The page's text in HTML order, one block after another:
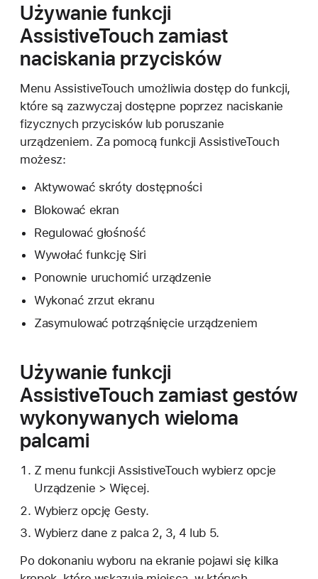
Używanie funkcji
AssistiveTouch zamiast
naciskania przycisków
Menu AssistiveTouch umożliwia dostęp do funkcji,
które są zazwyczaj dostępne poprzez naciskanie
fizycznych przycisków lub poruszanie
urządzeniem. Za pomocą funkcji AssistiveTouch
możesz:
Aktywować skróty dostępności
Blokować ekran
Regulować głośność
Wywołać funkcję Siri
Ponownie uruchomić urządzenie
Wykonać zrzut ekranu
Zasymulować potrząśnięcie urządzeniem
Używanie funkcji
AssistiveTouch zamiast gestów
wykonywanych wieloma
palcami
Z menu funkcji AssistiveTouch wybierz opcje
Urządzenie > Więcej.
Wybierz opcję Gesty.
Wybierz dane z palca 2, 3, 4 lub 5.
Po dokonaniu wyboru na ekranie pojawi się kilka